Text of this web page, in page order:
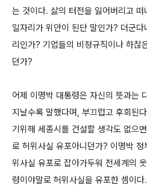
는 것이다. 삶의 터전을 잃어버리고
일자리가 위안이 된단 말인가? 더군
리인가? 기업들의 비정규직이나 하찮
던가?
어제 이명박 대통령은 자신의 뜻과는
지날수록 말했다며, 부끄럽고 후회된
기위해 세종시를 건설할 생각도 없으
로 허위사실 유포아니던가? 이명박
위사실 유포로 잡아가두워 전세계의
령이야말로 허위사실을 유포한 셈이다.